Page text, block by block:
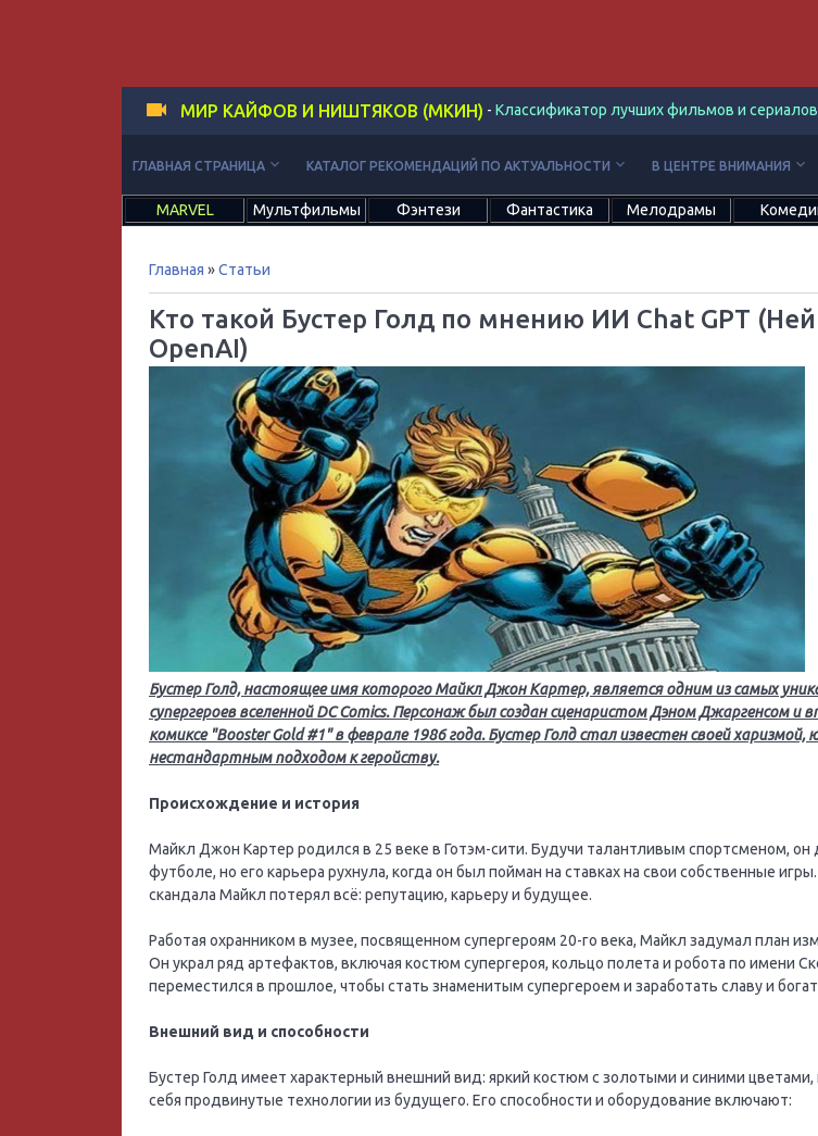
МИР КАЙФОВ И НИШТЯКОВ (МКИН) - Классификатор лучших фильмов и
ГЛАВНАЯ СТРАНИЦА keyboard_arrow_down КАТАЛОГ РЕКОМЕНДАЦИЙ ПО АКТУАЛЬНОСТИ keyboard_arrow_down В ЦЕНТРЕ ВНИМАНИЯ keyboard_arrow_down
MARVEL Мультфильмы Фэнтези Фантастика Мелодрамы
Главная »Статьи
Кто такой Бустер Голд по мнению ИИ Chat GPT
OpenAI)
Бустер Голд, настоящее имя которого Майкл Джон Картер, является одним из самых
супергероев вселенной DC Comics. Персонаж был создан сценаристом Дэном Джаргенсом и
комиксе "Booster Gold #1" в феврале 1986 года. Бустер Голд стал известен своей харизмой,
нестандартным подходом к геройству.
Происхождение и история
Майкл Джон Картер родился в 25 веке в Готэм-сити. Будучи талантливым спортсменом, он
футболе, но его карьера рухнула, когда он был пойман на ставках на свои собственные
скандала Майкл потерял всё: репутацию, карьеру и будущее.
Работая охранником в музее, посвященном супергероям 20-го века, Майкл задумал план
Он украл ряд артефактов, включая костюм супергероя, кольцо полета и робота по имени
переместился в прошлое, чтобы стать знаменитым супергероем и заработать славу и
Внешний вид и способности
Бустер Голд имеет характерный внешний вид: яркий костюм с золотыми и синими
себя продвинутые технологии из будущего. Его способности и оборудование включают: